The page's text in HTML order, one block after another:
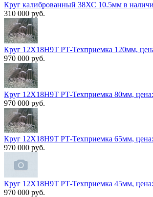
Круг калиброванный 38ХС 10.5мм в
310 000 руб.
Круг 12Х18Н9Т РТ-Техприемка 120мм,
970 000 руб.
Круг 12Х18Н9Т РТ-Техприемка 80мм,
970 000 руб.
Круг 12Х18Н9Т РТ-Техприемка 65мм,
970 000 руб.
Круг 12Х18Н9Т РТ-Техприемка 45мм,
970 000 руб.